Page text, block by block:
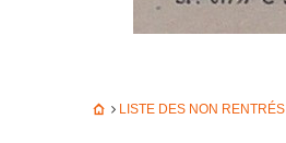
LISTE DES NON RENTRÉS